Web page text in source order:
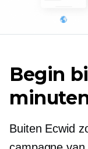
Begin
Buiten Ecwid